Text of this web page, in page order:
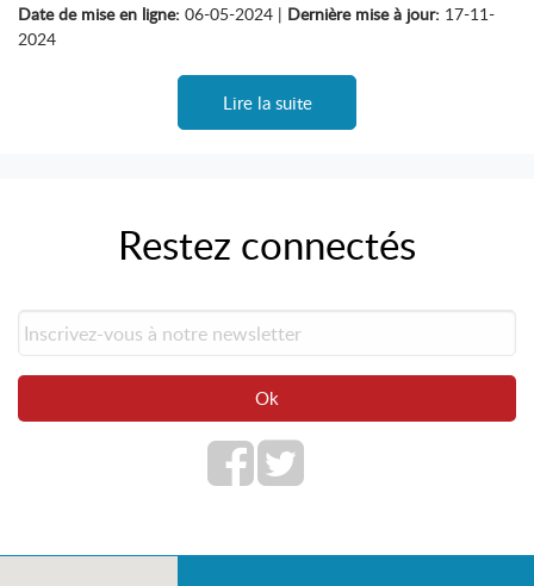
Date de mise en ligne: 06-05-2024 | Dernière mise à jour: 17-11-
2024
Lire la suite
Restez connectés